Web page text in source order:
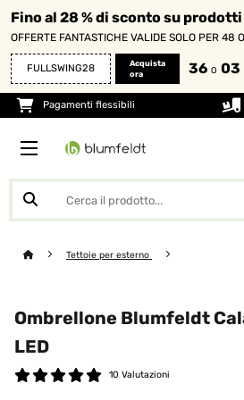
Fino al 28 % di sconto su
OFFERTE FANTASTICHE VALIDE SOLO PER 48
FULLSWING28
Acquista
ora
36 O 03
Pagamenti flessibili
Tettoie per esterno
Ombrellone Blumfeldt
LED
10 Valutazioni